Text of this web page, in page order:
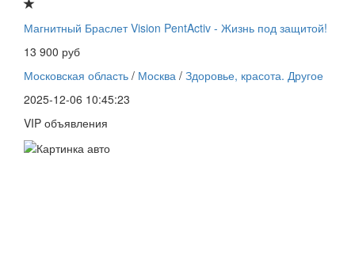
Магнитный Браслет Vision PentActiv - Жизнь под защитой!
13 900 руб
Московская область / Москва / Здоровье, красота. Другое
2025-12-06 10:45:23
VIP объявления